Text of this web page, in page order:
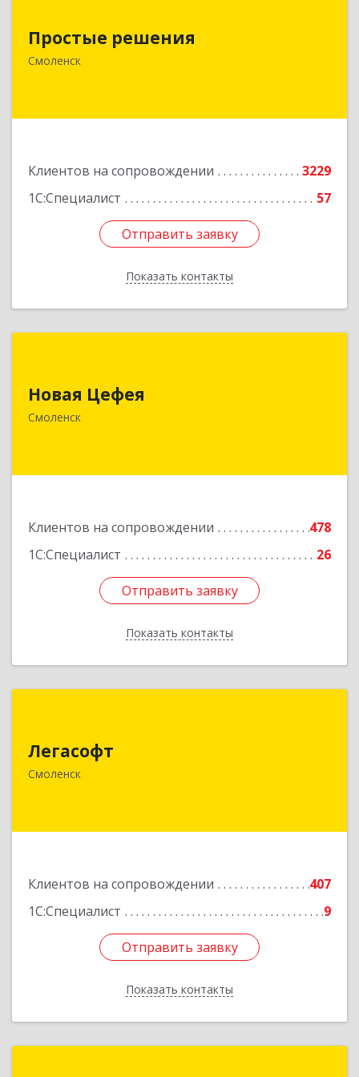
Простые решения
Смоленск
Клиентов на сопровождении
3229
1С:Специалист
57
Отправить заявку
Показать контакты
214015, Смоленская обл, Смоленск г, Большая
Отправить заявку
Назад
Новая Цефея
Смоленск
Клиентов на сопровождении
478
1С:Специалист
26
Отправить заявку
Показать контакты
214018, Смоленская обл, Смоленск г, Раевского
Отправить заявку
Назад
Легасофт
Смоленск
Клиентов на сопровождении
407
1С:Специалист
9
Отправить заявку
Показать контакты
214018, Смоленская обл, Смоленск г, Ново-
Отправить заявку
Назад